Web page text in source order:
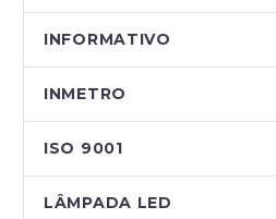
INFORMATIVO
INMETRO
ISO 9001
LÂMPADA LED